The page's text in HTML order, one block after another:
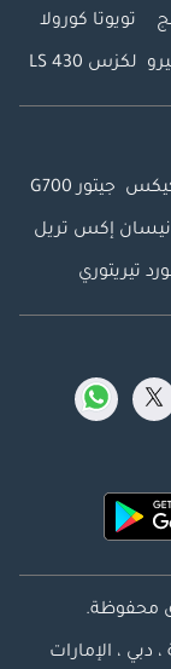
تويوتا كورولا
لكزس LS 430
جيتور G700
نيسان إكس تريل
تيريتوري